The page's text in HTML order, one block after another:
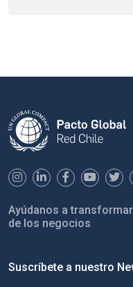
Ayúdanos a
de los negocios
Suscríbete a nuestro